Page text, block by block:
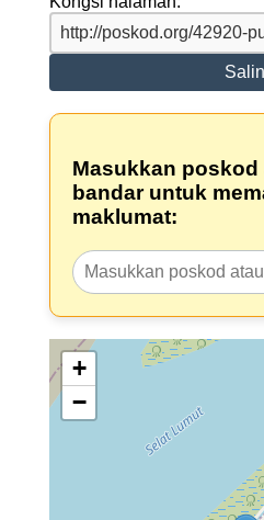
Salin
Masukkan poskod
bandar untuk
maklumat:
+
−